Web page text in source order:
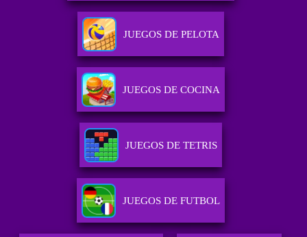
JUEGOS DE PELOTA
JUEGOS DE COCINA
JUEGOS DE TETRIS
JUEGOS DE FUTBOL